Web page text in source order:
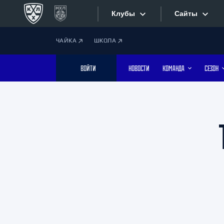
Клубы
Дивизион Боброва
Лада
Сайты
Текстовые
ЧАЙКА ШКОЛА
ВОЙТИ НОВОСТИ КОМАНДА СЕЗОН